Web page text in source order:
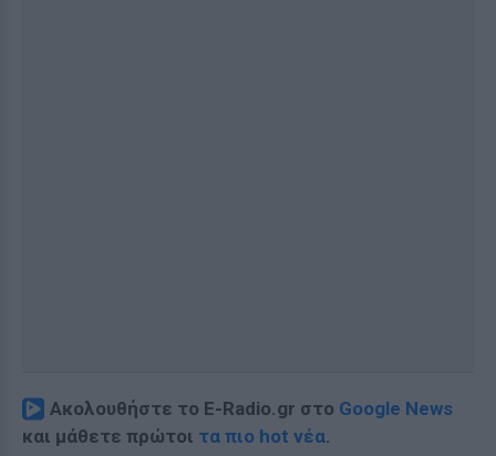
Ακολουθήστε το E-Radio.gr στο Google News
και μάθετε πρώτοι τα πιο hot νέα.